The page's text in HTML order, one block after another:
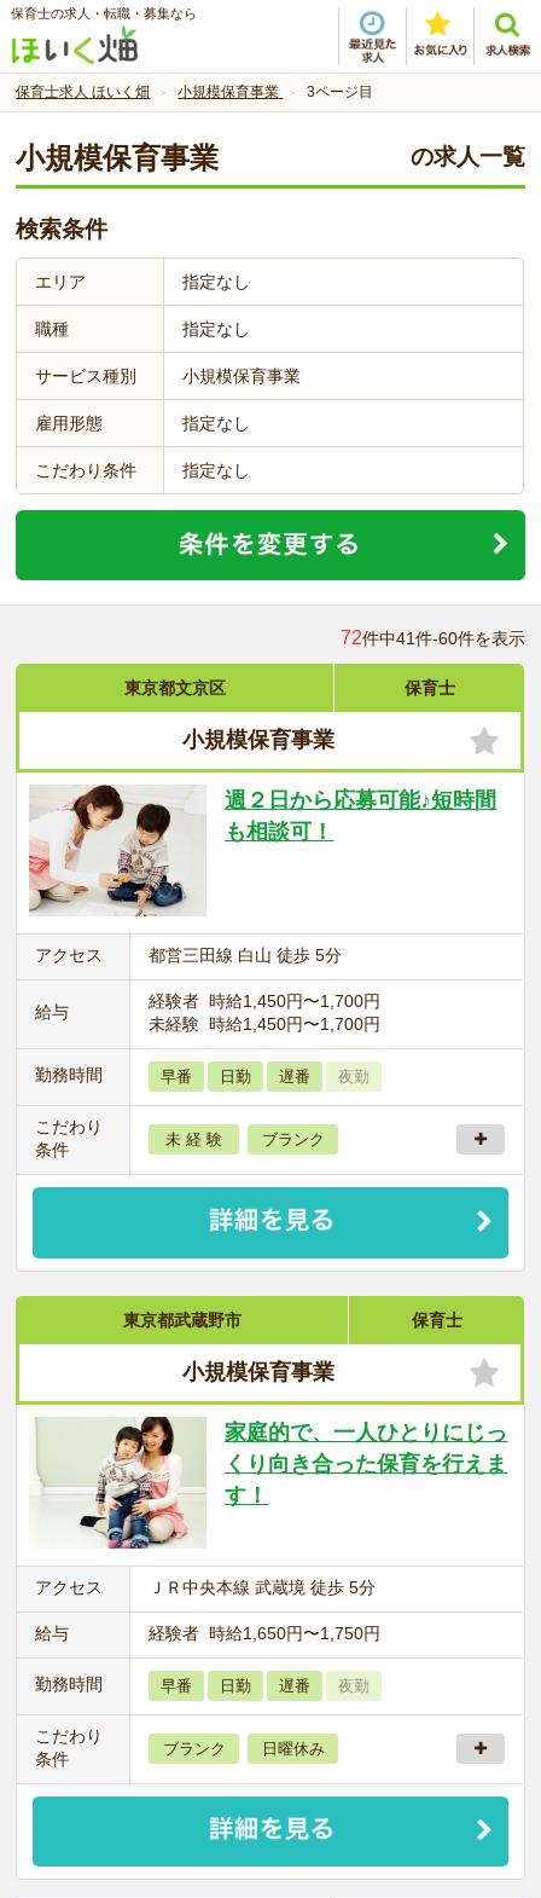
保育士の求人・転職・募集なら
保育士求人 ほいく畑 小規模保育事業 3ページ目
小規模保育事業 の求人一覧
検索条件
エリア 指定なし
職種 指定なし
サービス種別 小規模保育事業
雇用形態 指定なし
こだわり条件 指定なし
72件中41件-60件を表示
東京都文京区 保育士
小規模保育事業
週２日から応募可能♪短時間
も相談可！
アクセス 都営三田線 白山 徒歩 5分
給与
経験者 時給1,450円〜1,700円
未経験 時給1,450円〜1,700円
勤務時間 早番 日勤 遅番 夜勤
こだわり
条件
未 経 験 ブランク
東京都武蔵野市 保育士
小規模保育事業
家庭的で、一人ひとりにじっ
くり向き合った保育を行えま
す！
アクセス ＪＲ中央本線 武蔵境 徒歩 5分
給与 経験者 時給1,650円〜1,750円
勤務時間 早番 日勤 遅番 夜勤
こだわり
条件
ブランク 日曜休み